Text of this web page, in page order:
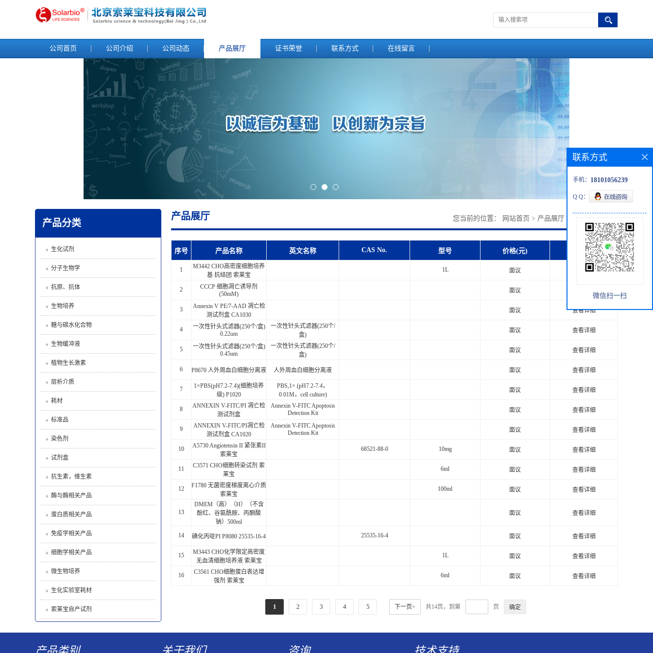
公司首页 公司介绍 公司动态 产品展厅 证书荣誉 联系方式 在线留言
产品分类
生化试剂
分子生物学
抗原、抗体
生物培养
糖与碳水化合物
生物缓冲液
植物生长激素
层析介质
耗材
标准品
染色剂
试剂盒
抗生素，维生素
酶与酶相关产品
蛋白质相关产品
免疫学相关产品
细胞学相关产品
微生物培养
生化实验室耗材
索莱宝自产试剂
产品展厅 您当前的位置： 网站首页 > 产品展厅
序号 产品名称 英文名称 CAS No. 型号 价格(元)
1
M3442 CHO高密度细胞培养
基 抗结团 索莱宝
1L 面议 查看详细
2
CCCP 细胞凋亡诱导剂
(50mM)
面议 查看详细
3
Annexin V PE/7-AAD 凋亡检
测试剂盒 CA1030
面议 查看详细
4
一次性针头式滤器(250个/盒)
0.22um
一次性针头式滤器(250个/
盒)
面议 查看详细
5
一次性针头式滤器(250个/盒)
0.45um
一次性针头式滤器(250个/
盒)
面议 查看详细
6 P8670 人外周血白细胞分离液 人外周血白细胞分离液 面议 查看详细
7
1×PBS(pH7.2-7.4)(细胞培养
级) P1020
PBS,1× (pH7.2-7.4，
0.01M，cell culture)
面议 查看详细
8
ANNEXIN V-FITC/PI 凋亡检
测试剂盒
Annexin V-FITC Apoptosis
Detection Kit
面议 查看详细
9
ANNEXIN V-FITC/PI凋亡检
测试剂盒 CA1020
Annexin V-FITC Apoptosis
Detection Kit
面议 查看详细
10
A5730 Angiotensin II 紧张素II
索莱宝
68521-88-0 10mg 面议 查看详细
11
C3571 CHO细胞转染试剂 索
莱宝
6ml 面议 查看详细
12
F1780 无菌密度梯度离心介质
索莱宝
100ml 面议 查看详细
13
DMEM（高）（H）（不含
酚红、谷氨酰胺、丙酮酸
钠）500ml
面议 查看详细
14 碘化丙啶PI P8080 25535-16-4 25535-16-4 面议 查看详细
15
M3443 CHO化学限定高密度
无血清细胞培养液 索莱宝
1L 面议 查看详细
16
C3561 CHO细胞蛋白表达增
强剂 索莱宝
6ml 面议 查看详细
1 2 3 4 5 下一页> 共14页，到第 页
联系方式
手机： 18101056239
Q Q：
微信扫一扫